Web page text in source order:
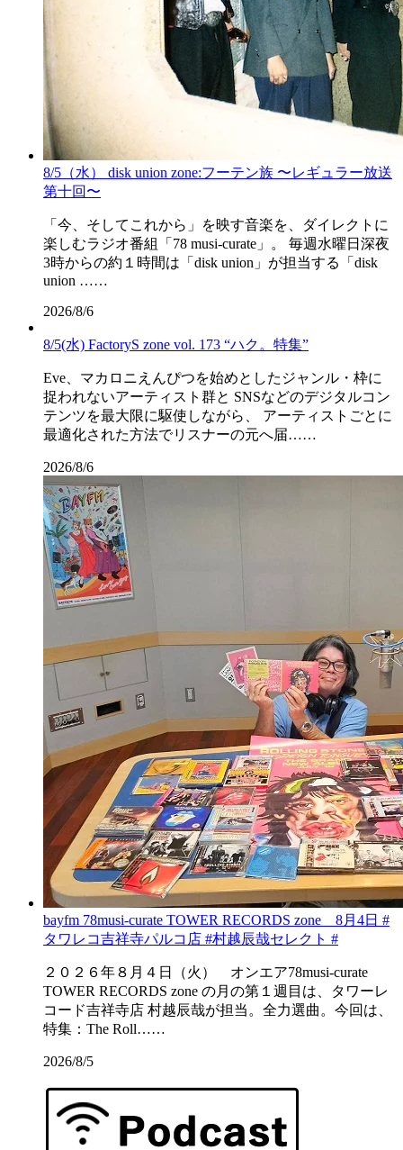
8/5（水） disk union zone:フーテン族 〜レギュラー放送
第十回〜
「今、そしてこれから」を映す音楽を、ダイレクトに
楽しむラジオ番組「78 musi-curate」。 毎週水曜日深夜
3時からの約１時間は「disk union」が担当する「disk
union ……
2026/8/6
8/5(水) FactoryS zone vol. 173 “ハク。特集”
Eve、マカロニえんぴつを始めとしたジャンル・枠に
捉われないアーティスト群と SNSなどのデジタルコン
テンツを最大限に駆使しながら、 アーティストごとに
最適化された方法でリスナーの元へ届……
2026/8/6
bayfm 78musi-curate TOWER RECORDS zone 8月4日 #
タワレコ吉祥寺パルコ店 #村越辰哉セレクト #
２０２６年８月４日（火） オンエア78musi-curate
TOWER RECORDS zone の月の第１週目は、タワーレ
コード吉祥寺店 村越辰哉が担当。全力選曲。今回は、
特集：The Roll……
2026/8/5